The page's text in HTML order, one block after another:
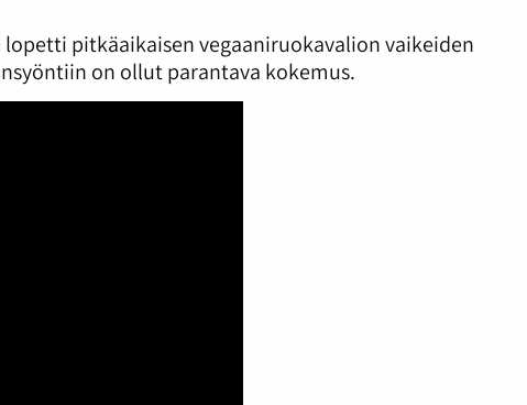
pitkäaikaisen vegaaniruokavalion vaikeiden
on ollut parantava kokemus.